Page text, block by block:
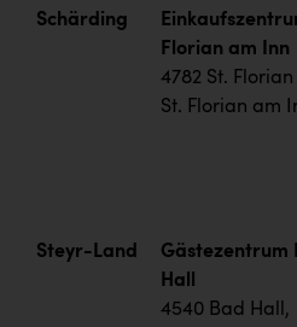
Schärding
Florian am Inn
4782 St.
St. Florian am
Steyr-Land
Gästezentrum
Hall
4540 Bad Hall,